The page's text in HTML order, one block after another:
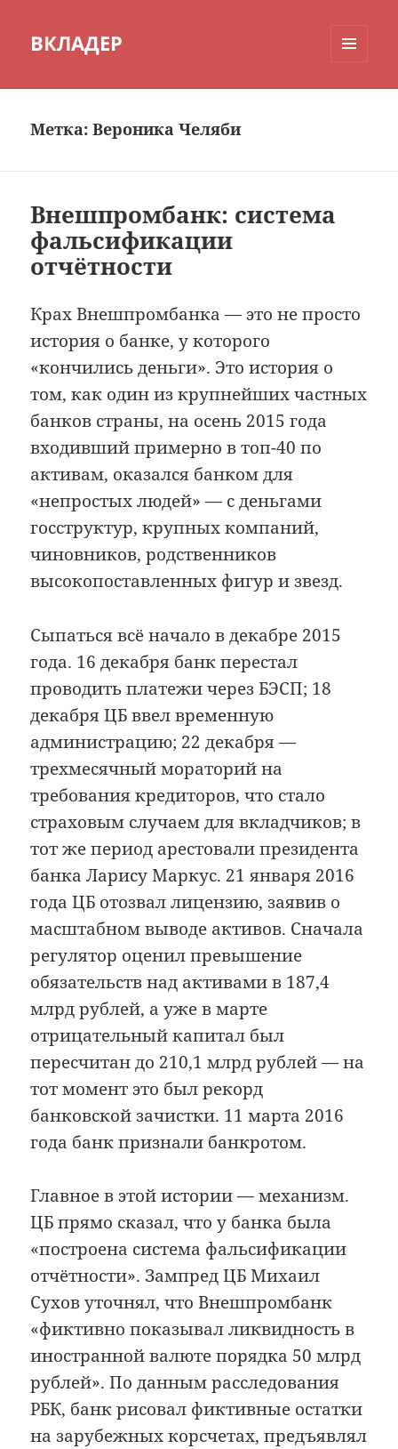
ВКЛАДЕР
Метка:Вероника Челяби
Внешпромбанк: система
фальсификации
отчётности
Крах Внешпромбанка — это не просто
история о банке, у которого
«кончились деньги». Это история о
том, как один из крупнейших частных
банков страны, на осень 2015 года
входивший примерно в топ-40 по
активам, оказался банком для
«непростых людей» — с деньгами
госструктур, крупных компаний,
чиновников, родственников
высокопоставленных фигур и звезд.
Сыпаться всё начало в декабре 2015
года. 16 декабря банк перестал
проводить платежи через БЭСП; 18
декабря ЦБ ввел временную
администрацию; 22 декабря —
трехмесячный мораторий на
требования кредиторов, что стало
страховым случаем для вкладчиков; в
тот же период арестовали президента
банка Ларису Маркус. 21 января 2016
года ЦБ отозвал лицензию, заявив о
масштабном выводе активов. Сначала
регулятор оценил превышение
обязательств над активами в 187,4
млрд рублей, а уже в марте
отрицательный капитал был
пересчитан до 210,1 млрд рублей — на
тот момент это был рекорд
банковской зачистки. 11 марта 2016
года банк признали банкротом.
Главное в этой истории — механизм.
ЦБ прямо сказал, что у банка была
«построена система фальсификации
отчётности». Зампред ЦБ Михаил
Сухов уточнял, что Внешпромбанк
«фиктивно показывал ликвидность в
иностранной валюте порядка 50 млрд
рублей». По данным расследования
РБК, банк рисовал фиктивные остатки
на зарубежных корсчетах, предъявлял